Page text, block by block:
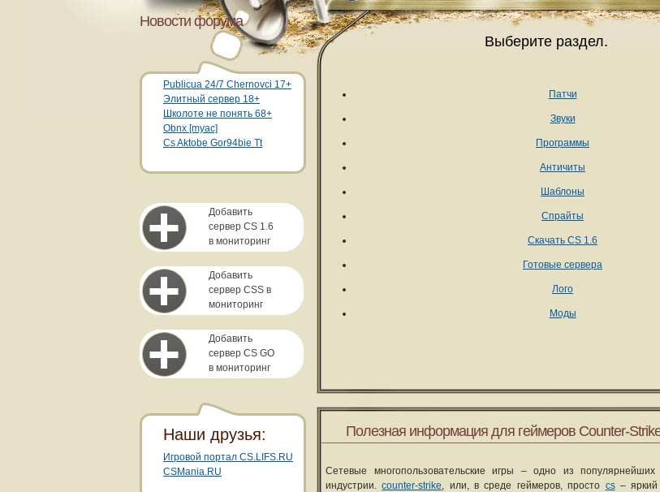
Новости форума
Publicua 24/7 Chernovci 17+
Элитный сервер 18+
Школоте не понять 68+
Obnx [myac]
Cs Aktobe Gor94bie Tt
Добавить
сервер CS 1.6
в мониторинг
Добавить
сервер CSS в
мониторинг
Добавить
сервер CS GO
в мониторинг
Выберите раздел.
Патчи
Звуки
Программы
Античиты
Шаблоны
Спрайты
Скачать CS 1.6
Готовые сервера
Лого
Моды
Полезная информация для геймеров Counter-
Сетевые многопользовательские игры – одно из популярнейших
индустрии.counter-strike, или, в среде геймеров, просто cs– яркий
Наши друзья:
Игровой портал CS.LIFS.RU
CSMania.RU